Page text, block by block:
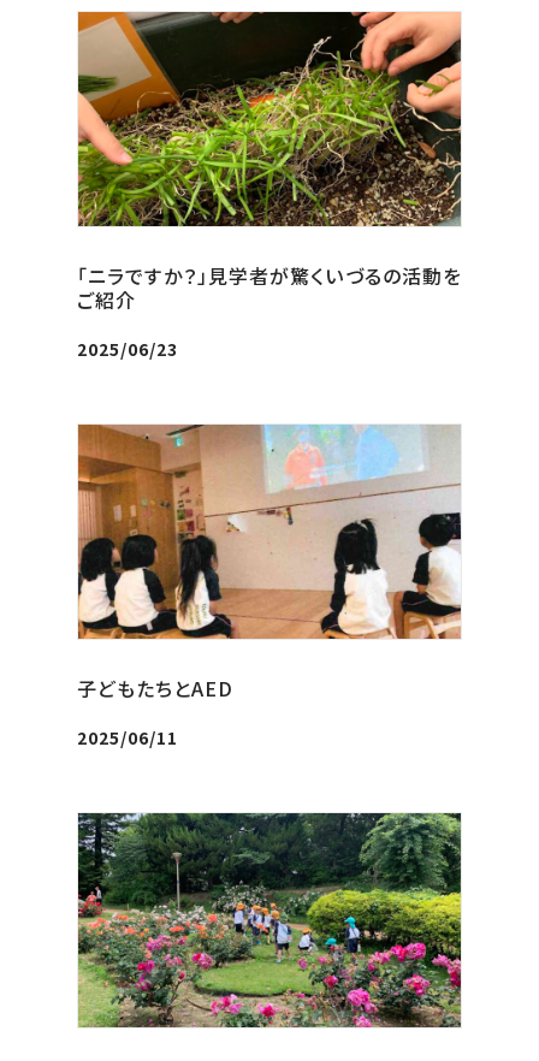
「ニラですか？」見学者が驚くいづるの活動を
ご紹介
2025/06/23
子どもたちとAED
2025/06/11